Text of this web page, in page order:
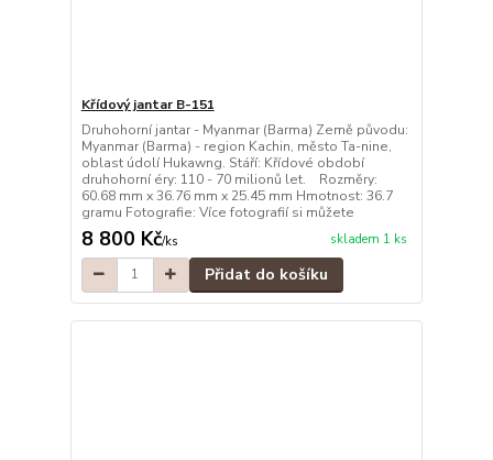
Křídový jantar B-151
Druhohorní jantar - Myanmar (Barma) Země původu:
Myanmar (Barma) - region Kachin, město Ta-nine,
oblast údolí Hukawng. Stáří: Křídové období
druhohorní éry: 110 - 70 milionů let. Rozměry:
60.68 mm x 36.76 mm x 25.45 mm Hmotnost: 36.7
gramu Fotografie: Více fotografií si můžete
8 800 Kč/ks skladem 1 ks
Přidat do košíku